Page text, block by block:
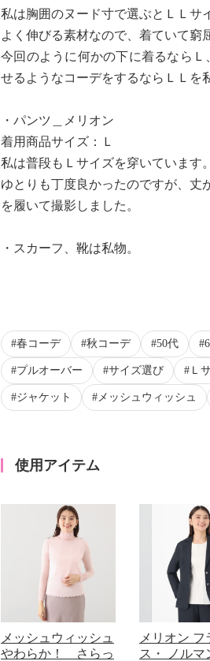
私は胸囲のヌード寸で選ぶとＬＬサ
よく伸びる素材なので、着ていて窮
今回のように何かの下に着るなら
せるようなコーデをするならＬＬを
・パンツ＿メリオン
着用商品サイズ：Ｌ
私は普段もＬサイズを穿いています。
ゆとりも丁度良かったのですが、丈
を履いて撮影しました。
・スカーフ、靴は私物。
春コーデ 秋コーデ 50代
プルオーバー サイズ選び Ｌ
ジャケット メッシュウィッシュ
使用アイテム
メッシュウィッシュ
やわらか！ さらっ
メリオン フ
ス・ ノルマ